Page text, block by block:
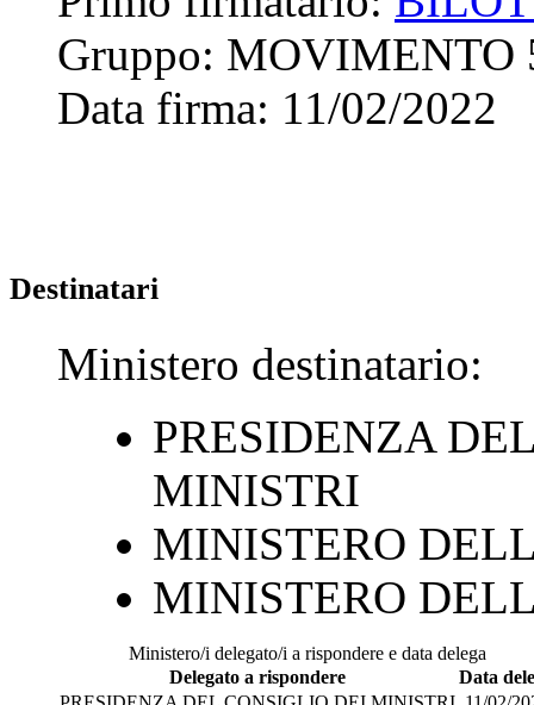
Gruppo: MOVIMENTO
Data firma: 11/02/2022
Destinatari
Ministero destinatario:
PRESIDENZA
MINISTRI
MINISTERO
MINISTERO
Ministero/i delegato/i a rispondere e data delega
Delegato a rispondere
Data